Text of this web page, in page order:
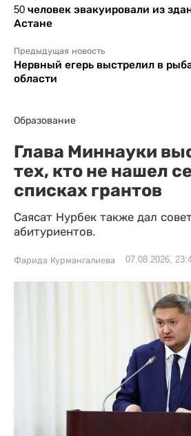
50 человек эвакуировали из
Астане
Предыдущая новость
Нервный егерь выстрелил в
области
Образование
Глава Миннауки
тех, кто не нашел
списках грантов
Саясат Нурбек также дал
абитуриентов.
Фарида Курмангалиева 07.08.2026,